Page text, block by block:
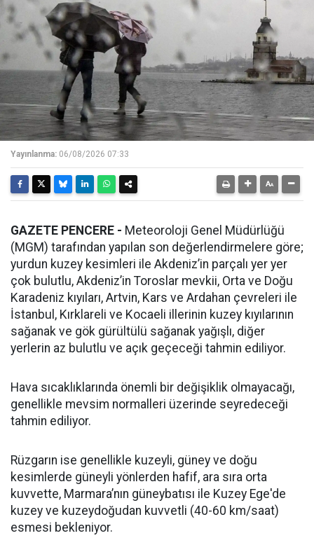
Yayınlanma: 06/08/2026 07:33
GAZETE PENCERE - Meteoroloji Genel Müdürlüğü
(MGM) tarafından yapılan son değerlendirmelere göre;
yurdun kuzey kesimleri ile Akdeniz’in parçalı yer yer
çok bulutlu, Akdeniz’in Toroslar mevkii, Orta ve Doğu
Karadeniz kıyıları, Artvin, Kars ve Ardahan çevreleri ile
İstanbul, Kırklareli ve Kocaeli illerinin kuzey kıyılarının
sağanak ve gök gürültülü sağanak yağışlı, diğer
yerlerin az bulutlu ve açık geçeceği tahmin ediliyor.
Hava sıcaklıklarında önemli bir değişiklik olmayacağı,
genellikle mevsim normalleri üzerinde seyredeceği
tahmin ediliyor.
Rüzgarın ise genellikle kuzeyli, güney ve doğu
kesimlerde güneyli yönlerden hafif, ara sıra orta
kuvvette, Marmara’nın güneybatısı ile Kuzey Ege'de
kuzey ve kuzeydoğudan kuvvetli (40-60 km/saat)
esmesi bekleniyor.